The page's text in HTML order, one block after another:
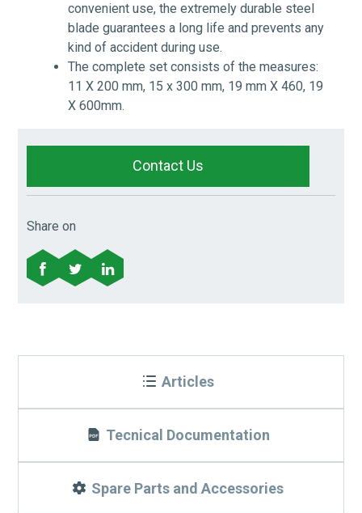
convenient use, the extremely durable steel
blade guarantees a long life and prevents any
kind of accident during use.
The complete set consists of the measures:
11 X 200 mm, 15 x 300 mm, 19 mm X 460, 19
X 600mm.
Contact Us
Share on
Articles
Tecnical Documentation
Spare Parts and Accessories